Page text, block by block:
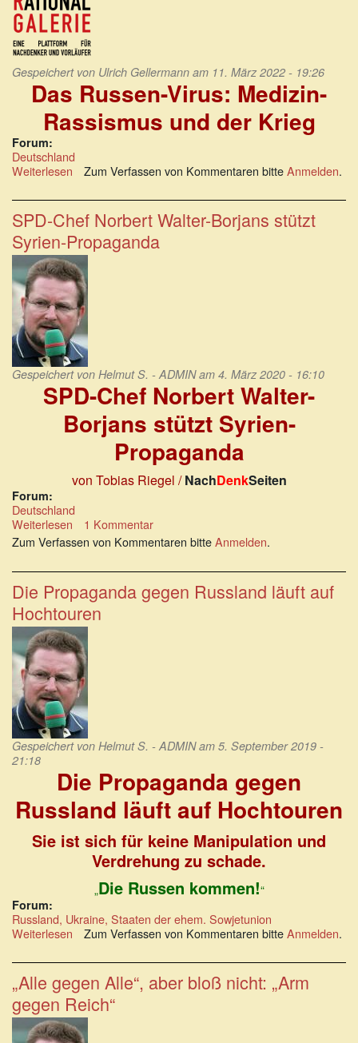
Gespeichert von Ulrich Gellermann am 11. März 2022 - 19:26
Das Russen-Virus: Medizin-
Rassismus und der Krieg
Forum:
Deutschland
Weiterlesen über
Russen-
Virus:
Medizin-
Rassismus
und
der
Krieg
Zum Verfassen von Kommentaren bitteAnmelden.
SPD-Chef Norbert Walter-Borjans stützt
Syrien-Propaganda
Gespeichert von Helmut S. - ADMINam 4. März 2020 - 16:10
SPD-Chef Norbert Walter-
Borjans stützt Syrien-
Propaganda
von Tobias Riegel /NachDenkSeiten
Forum:
Deutschland
Weiterlesen über
SPD-
Norbert
Borjans
stützt
Syrien-
Propaganda
1 Kommentar
Zum Verfassen von Kommentaren bitteAnmelden.
Die Propaganda gegen Russland läuft auf
Hochtouren
Gespeichert von Helmut S. - ADMINam 5. September 2019 -
21:18
Die Propaganda gegen
Russland läuft auf Hochtouren
Sie ist sich für keine Manipulation und
Verdrehung zu schade.
„Die Russen kommen!“
Forum:
Russland, Ukraine, Staaten der ehem. Sowjetunion
Weiterlesen über
Propaganda
gegen
Russland
läuft
auf
Hochtouren
Zum Verfassen von Kommentaren bitteAnmelden.
„Alle gegen Alle“, aber bloß nicht: „Arm
gegen Reich“